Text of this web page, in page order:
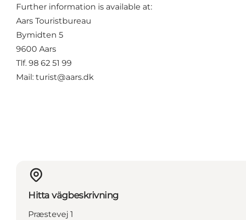
Further information is available at:
Aars Touristbureau
Bymidten 5
9600 Aars
Tlf. 98 62 51 99
Mail: turist@aars.dk
Hitta vägbeskrivning
Præstevej 1